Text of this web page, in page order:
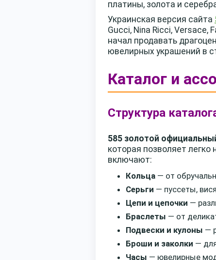
платины, золота и
Украинская версия сайта
Gucci, Nina Ricci,
начал продавать
ювелирных украшений в
Каталог и
Структура
585 золотой
которая позволяет
включают:
Кольца — от
Серьги — пуссеты,
Цепи и цепочки —
Браслеты — от
Подвески и кулоны —
Броши и заколки —
Часы — ювелирные